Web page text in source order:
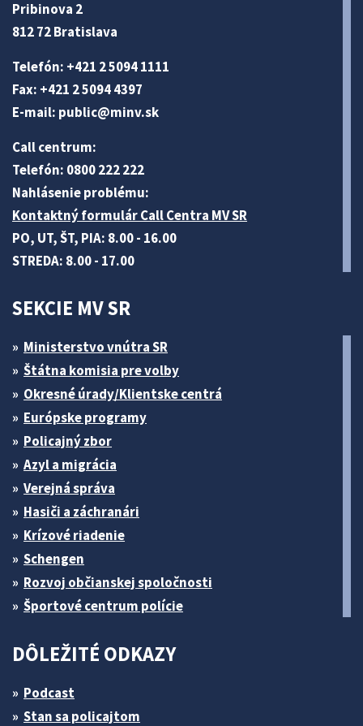
Pribinova 2
812 72 Bratislava
Telefón: +421 2 5094 1111
Fax: +421 2 5094 4397
E-mail: public@minv.sk
Call centrum:
Telefón: 0800 222 222
Nahlásenie problému:
Kontaktný formulár Call Centra MV SR
PO, UT, ŠT, PIA: 8.00 - 16.00
STREDA: 8.00 - 17.00
SEKCIE MV SR
Ministerstvo vnútra SR
Štátna komisia pre volby
Okresné úrady/Klientske centrá
Európske programy
Policajný zbor
Azyl a migrácia
Verejná správa
Hasiči a záchranári
Krízové riadenie
Schengen
Rozvoj občianskej spoločnosti
Športové centrum polície
DÔLEŽITÉ ODKAZY
Podcast
Stan sa policajtom